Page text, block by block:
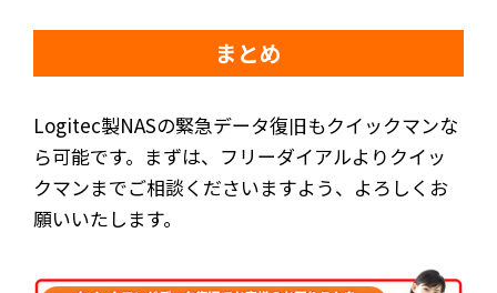
まとめ
Logitec製NASの緊急データ復旧もクイックマンな
ら可能です。まずは、フリーダイアルよりクイッ
クマンまでご相談くださいますよう、よろしくお
願いいたします。